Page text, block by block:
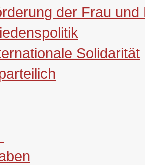
der Frau und
Solidarität